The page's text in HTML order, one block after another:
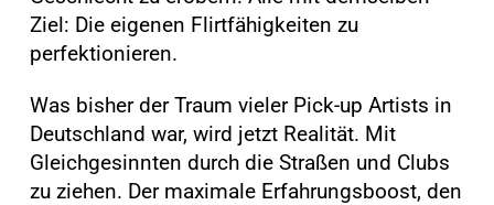
Ziel: Die eigenen Flirtfähigkeiten zu
perfektionieren.
Was bisher der Traum vieler Pick-up Artists in
Deutschland war, wird jetzt Realität. Mit
Gleichgesinnten durch die Straßen und Clubs
zu ziehen. Der maximale Erfahrungsboost, den